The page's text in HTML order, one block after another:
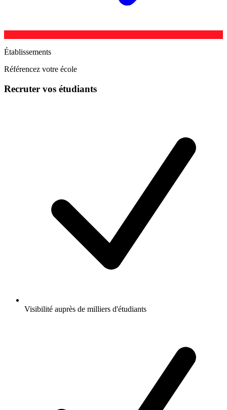
Établissements
Référencez votre école
Recruter vos étudiants
Visibilité auprès de milliers d'étudiants